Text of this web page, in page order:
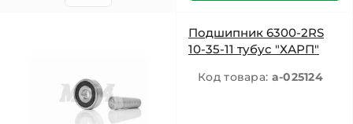
Подшипник 6300-2RS
10-35-11 тубус "ХАРП"
Код товара: a-025124